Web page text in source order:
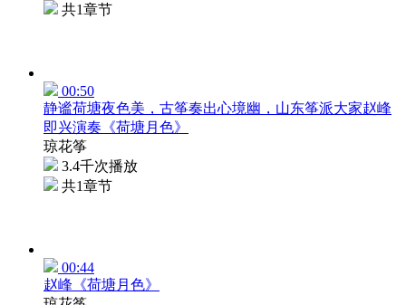
共1章节
00:50
静谧荷塘夜色美，古筝奏出心境幽，山东筝派大家赵峰
即兴演奏《荷塘月色》
琼花筝
3.4千次播放
共1章节
00:44
赵峰《荷塘月色》